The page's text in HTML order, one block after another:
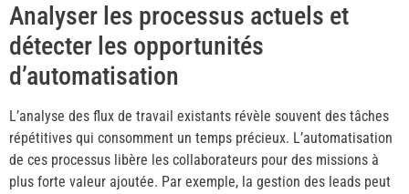
Analyser les processus actuels et
détecter les opportunités
d’automatisation
L’analyse des flux de travail existants révèle souvent des tâches
répétitives qui consomment un temps précieux. L’automatisation
de ces processus libère les collaborateurs pour des missions à
plus forte valeur ajoutée. Par exemple, la gestion des leads peut